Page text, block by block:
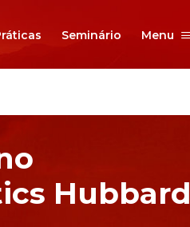
Seminário Menu
Hubbard